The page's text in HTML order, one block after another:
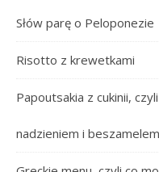
Słów parę o Peloponezie
Risotto z krewetkami
Papoutsakia z cukinii,
nadzieniem i beszamelem